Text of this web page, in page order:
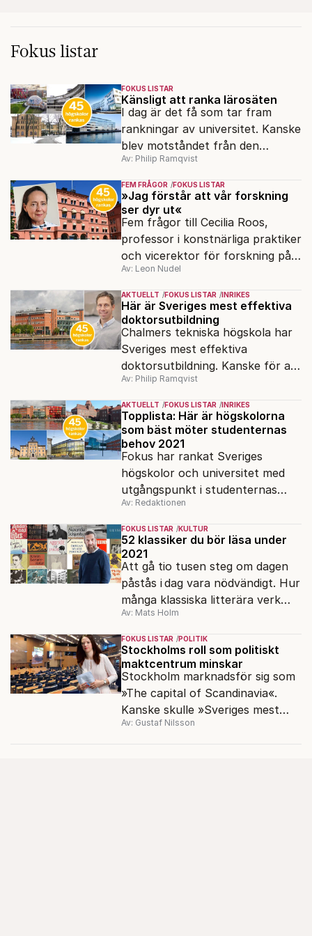
Fokus listar
FOKUS LISTAR
Känsligt att ranka lärosäten
I dag är det få som tar fram
rankningar av universitet. Kanske
blev motståndet från den
akademiska världen för stort.
Av: Philip Ramqvist
FEM FRÅGOR FOKUS LISTAR
»Jag förstår att vår forskning
ser dyr ut«
Fem frågor till Cecilia Roos,
professor i konstnärliga praktiker
och vicerektor för forskning på
Stockholms konstnärliga
högskola, angående forskningen
och kritiken i medier.
Av: Leon Nudel
AKTUELLT FOKUS LISTAR INRIKES
Här är Sveriges mest effektiva
doktorsutbildning
Chalmers tekniska högskola har
Sveriges mest effektiva
doktorsutbildning. Kanske för att
man hämtat inspiration från
USA?
Av: Philip Ramqvist
AKTUELLT FOKUS LISTAR INRIKES
Topplista: Här är högskolorna
som bäst möter studenternas
behov 2021
Fokus har rankat Sveriges
högskolor och universitet med
utgångspunkt i studenternas
behov. Den 15 april ska anmälan
vara inne.
Av: Redaktionen
FOKUS LISTAR KULTUR
52 klassiker du bör läsa under
2021
Att gå tio tusen steg om dagen
påstås i dag vara nödvändigt. Hur
många klassiska litterära verk
bör vi läsa under ett år?
Av: Mats Holm
FOKUS LISTAR POLITIK
Stockholms roll som politiskt
maktcentrum minskar
Stockholm marknadsför sig som
»The capital of Scan­dinavia«.
Kanske skulle »Sveriges mest
okända kris­kommun« passa
Av: Gustaf Nilsson